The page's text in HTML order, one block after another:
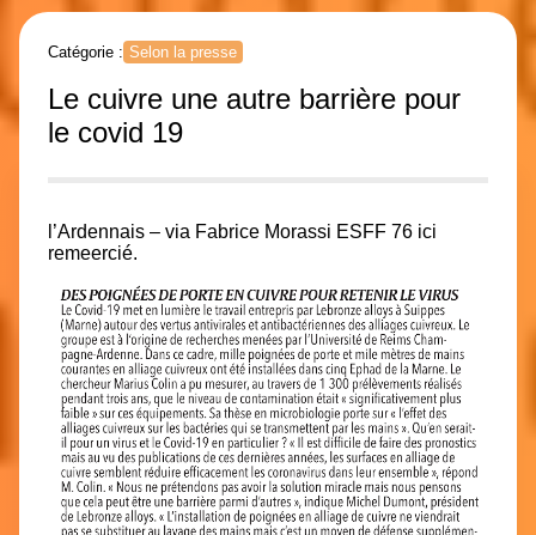
Catégorie : Selon la presse
Le cuivre une autre barrière pour
le covid 19
l’Ardennais – via Fabrice Morassi ESFF 76 ici
remeercié.